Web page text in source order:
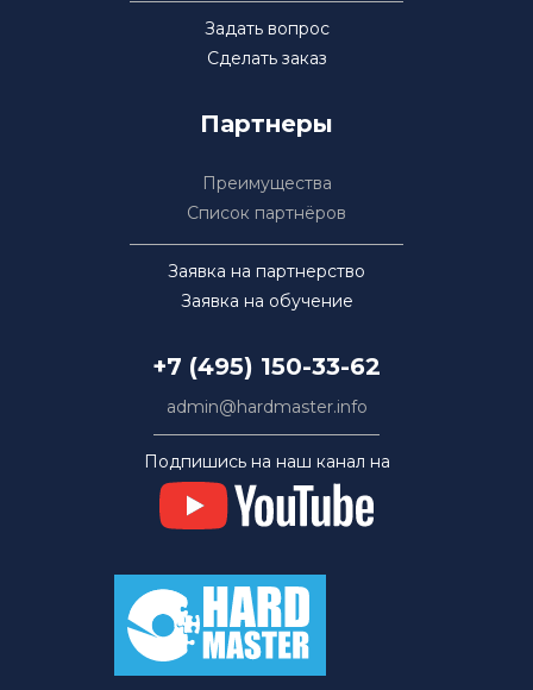
Задать вопрос
Сделать заказ
Партнеры
Преимущества
Список партнёров
Заявка на партнерство
Заявка на обучение
+7 (495) 150-33-62
admin@hardmaster.info
Подпишись на наш канал на